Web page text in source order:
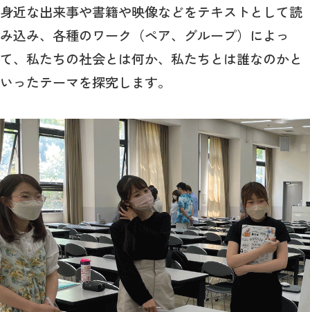
身近な出来事や書籍や映像などをテキストとして読
み込み、各種のワーク（ペア、グループ）によっ
て、私たちの社会とは何か、私たちとは誰なのかと
いったテーマを探究します。